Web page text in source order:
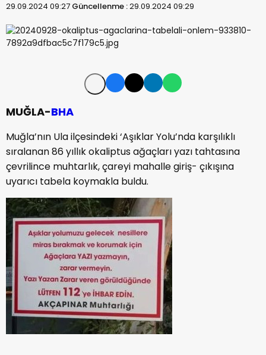
29.09.2024 09:27 Güncellenme :29.09.2024 09:29
MUĞLA-BHA
Muğla’nın Ula ilçesindeki ‘Aşıklar Yolu’nda karşılıklı
sıralanan 86 yıllık okaliptus ağaçları yazı tahtasına
çevrilince muhtarlık, çareyi mahalle giriş- çıkışına
uyarıcı tabela koymakla buldu.